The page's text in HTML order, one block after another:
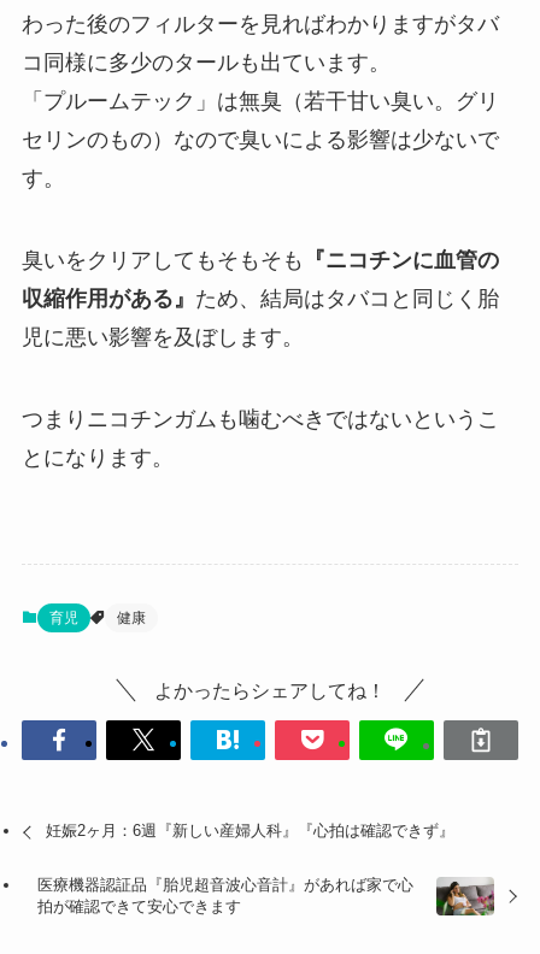
わった後のフィルターを見ればわかりますがタバ
コ同様に多少のタールも出ています。
「プルームテック」は無臭（若干甘い臭い。グリ
セリンのもの）なので臭いによる影響は少ないで
す。
臭いをクリアしてもそもそも
『ニコチンに血管の
収縮作用がある』 ため、結局はタバコと同じく胎
児に悪い影響を及ぼします。
つまりニコチンガムも噛むべきではないというこ
とになります。
育児 健康
よかったらシェアしてね！
妊娠2ヶ月：6週『新しい産婦人科』『心拍は確認できず』
医療機器認証品『胎児超音波心音計』があれば家で心
拍が確認できて安心できます